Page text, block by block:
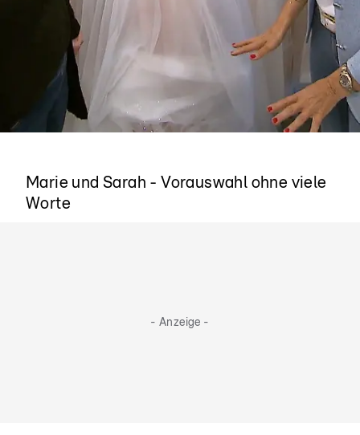
Marie und Sarah - Vorauswahl ohne viele
Worte
- Anzeige -